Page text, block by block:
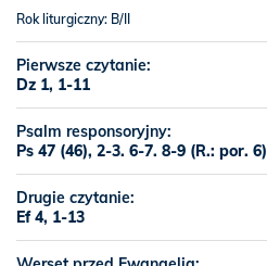
Rok liturgiczny: B/II
Pierwsze czytanie:
Dz 1, 1-11
Psalm responsoryjny:
Ps 47 (46), 2-3. 6-7. 8-9 (R.: por. 6)
Drugie czytanie:
Ef 4, 1-13